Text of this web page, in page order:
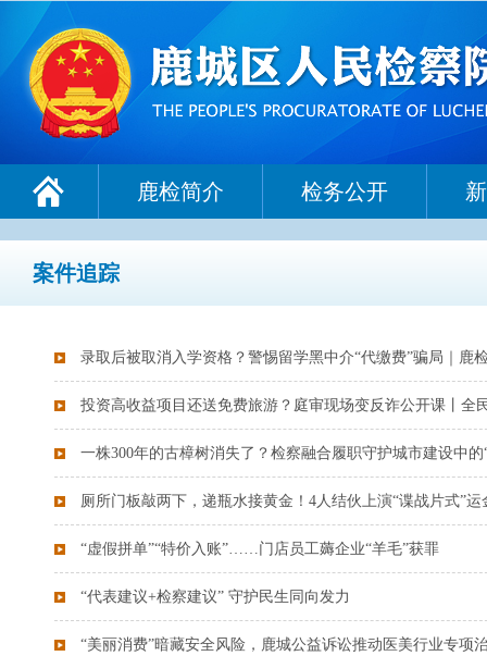
鹿检简介 检务公开
案件追踪
录取后被取消入学资格？警惕留学黑中介“代缴费”骗局｜鹿
投资高收益项目还送免费旅游？庭审现场变反诈公开课丨全
一株300年的古樟树消失了？检察融合履职守护城市建设中的
厕所门板敲两下，递瓶水接黄金！4人结伙上演“谍战片式”
“虚假拼单”“特价入账”……门店员工薅企业“羊毛”获罪
“代表建议+检察建议” 守护民生同向发力
“美丽消费”暗藏安全风险，鹿城公益诉讼推动医美行业专项